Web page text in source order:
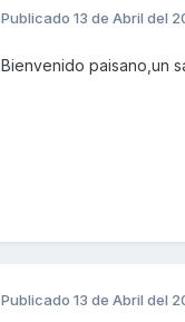
Publicado 13 de Abril del
Bienvenido paisano,un
Publicado 13 de Abril del